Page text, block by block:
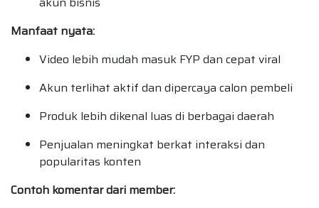
Manfaat nyata:
Video lebih mudah masuk FYP dan cepat viral
Akun terlihat aktif dan dipercaya calon pembeli
Produk lebih dikenal luas di berbagai daerah
Penjualan meningkat berkat interaksi dan
popularitas konten
Contoh komentar dari member: